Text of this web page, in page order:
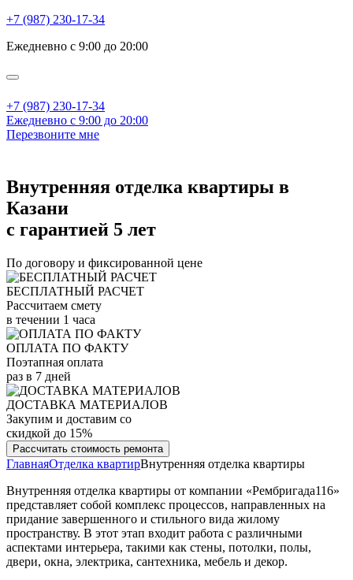
+7 (987) 230-17-34
Ежедневно с 9:00 до 20:00
+7 (987) 230-17-34
Ежедневно с 9:00 до 20:00
Перезвоните мне
Внутренняя отделка квартиры в
Казани
с гарантией 5 лет
По договору и фиксированной цене
БЕСПЛАТНЫЙ РАСЧЕТ
Рассчитаем смету
в течении 1 часа
ОПЛАТА ПО ФАКТУ
Поэтапная оплата
раз в 7 дней
ДОСТАВКА МАТЕРИАЛОВ
Закупим и доставим со
скидкой до 15%
Рассчитать стоимость ремонта
ГлавнаяОтделка квартирВнутренняя отделка квартиры
Внутренняя отделка квартиры от компании «Рембригада116»
представляет собой комплекс процессов, направленных на
придание завершенного и стильного вида жилому
пространству. В этот этап входит работа с различными
аспектами интерьера, такими как стены, потолки, полы,
двери, окна, электрика, сантехника, мебель и декор.